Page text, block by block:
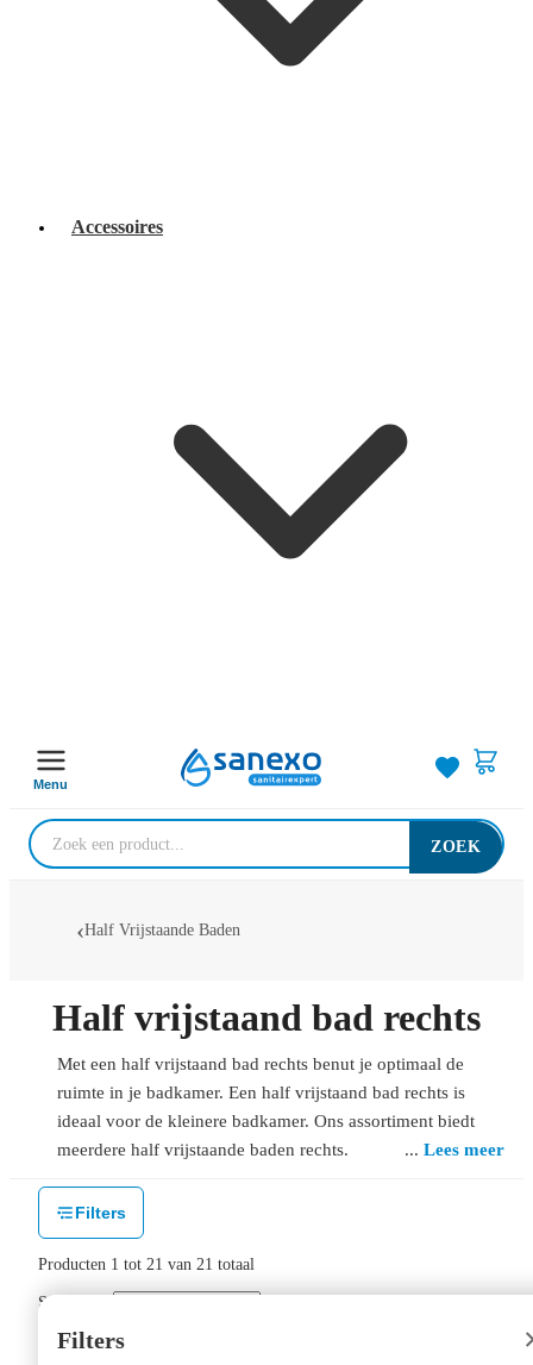
Accessoires
Menu
ZOEK
Half Vrijstaande Baden
Half vrijstaand bad rechts
Met een half vrijstaand bad rechts benut je optimaal de
ruimte in je badkamer. Een half vrijstaand bad rechts is
ideaal voor de kleinere badkamer. Ons assortiment biedt
meerdere half vrijstaande baden rechts.
Lees meer
Filters
Filters
Producten 1 tot 21 van 21 totaal
Sorteer op: